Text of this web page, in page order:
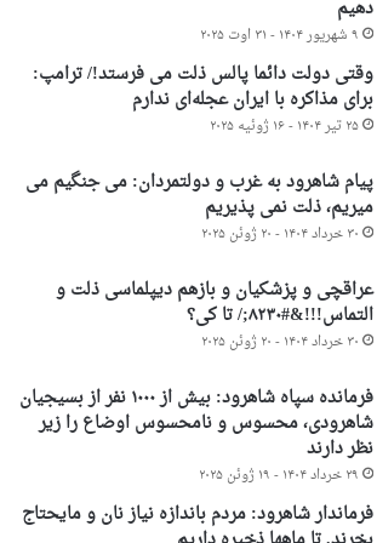
دهیم
۹ شهریور ۱۴۰۴ - ۳۱ اوت ۲۰۲۵
وقتی دولت دائما پالس ذلت می فرستد!/ ترامپ:
برای مذاکره با ایران عجله‌ای ندارم
۲۵ تیر ۱۴۰۴ - ۱۶ ژوئیه ۲۰۲۵
پیام شاهرود به غرب و دولتمردان: می جنگیم می
میریم، ذلت نمی پذیریم
۳۰ خرداد ۱۴۰۴ - ۲۰ ژوئن ۲۰۲۵
عراقچی و پزشکیان و بازهم دیپلماسی ذلت و
التماس!!!&#۸۲۳۰;/ تا کی؟
۳۰ خرداد ۱۴۰۴ - ۲۰ ژوئن ۲۰۲۵
فرمانده سپاه شاهرود: بیش از ۱۰۰۰ نفر از بسیجیان
شاهرودی، محسوس و نامحسوس اوضاع را زیر
نظر دارند
۲۹ خرداد ۱۴۰۴ - ۱۹ ژوئن ۲۰۲۵
فرماندار شاهرود: مردم باندازه نیاز نان و مایحتاج